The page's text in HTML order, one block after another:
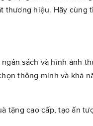
thương hiệu. Hãy cùng
sách và hình ảnh
thông minh và khả
tặng cao cấp, tạo ấn